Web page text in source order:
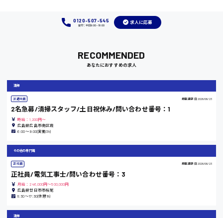
竹原市
熊本県
東京都
0120-507-545
受付：平日9:00 - 18:00
求人に応募
RECOMMENDED
あなたにおすすめの求人
清掃
派遣社員 掲載更新日 2026/06/23
2名急募/清掃スタッフ/土日祝休み/問い合わせ番号：1
時給：1,200円～
広島県広島市南区霞
6:00〜9:00(実働3h)
その他の専門職
正社員 掲載更新日 2026/06/23
正社員/電気工事士/問い合わせ番号：3
月給：246,000円～500,000円
広島県廿日市市桜尾
8:30〜17:30(休憩1h)
清掃